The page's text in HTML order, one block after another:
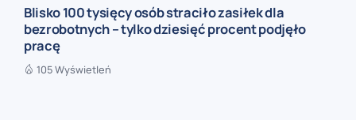
Blisko 100 tysięcy osób straciło zasiłek dla
bezrobotnych – tylko dziesięć procent podjęło
pracę
105 Wyświetleń